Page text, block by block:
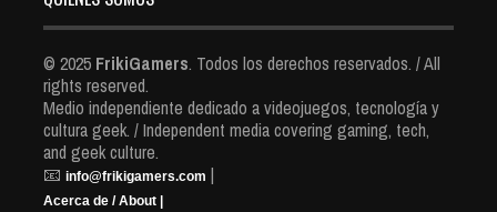
© 2025 FrikiGamers. Todos los derechos reservados. / All
rights reserved.
Medio independiente dedicado a videojuegos, tecnología y
cultura geek. / Independent media covering gaming, tech,
and geek culture.
📧 info@frikigamers.com |
Acerca de / About |